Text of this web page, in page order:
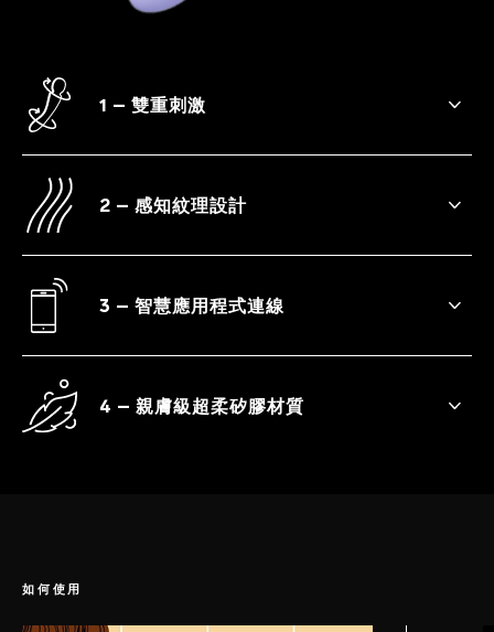
1 – 雙重刺激
雙端震動器搭載雙馬達設計，可輕鬆切換外
悅。
2 – 感知紋理設計
超柔觸感紋理刺激更多神經末梢，促進血液
3 – 智慧應用程式連線
連接 LELO™ App，可遠端操控、自訂震動
控節奏都盡情享受。
4 – 親膚級超柔矽膠材質
如何使用